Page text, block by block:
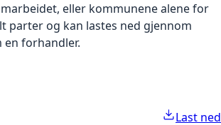
eller kommunene alene for
parter og kan lastes ned gjennom
forhandler.
Last ned